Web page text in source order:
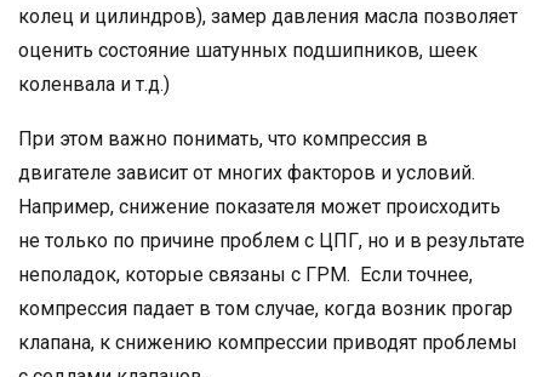
колец и цилиндров), замер давления масла позволяет
оценить состояние шатунных подшипников, шеек
коленвала и т.д.)
При этом важно понимать, что компрессия в
двигателе зависит от многих факторов и условий.
Например, снижение показателя может происходить
не только по причине проблем с ЦПГ, но и в результате
неполадок, которые связаны с ГРМ. Если точнее,
компрессия падает в том случае, когда возник прогар
клапана, к снижению компрессии приводят проблемы